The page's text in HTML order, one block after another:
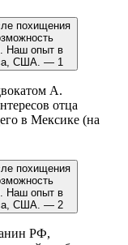
А.
отца
в Мексике (на
РФ,